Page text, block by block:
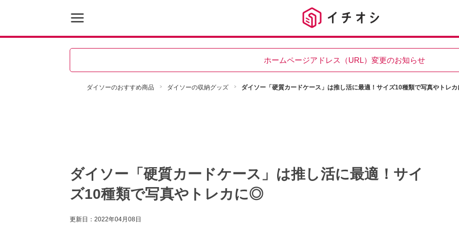
ホームページアドレス（URL）変更のお知らせ
ダイソーのおすすめ商品 ダイソーの収納グッズ ダイソー「硬質カードケース」は推し活に最適！サイズ10種類で写真やトレ
ダイソー「硬質カードケース」は推し活に最適！サイ
ズ10種類で写真やトレカに◎
更新日： 2022年04月08日